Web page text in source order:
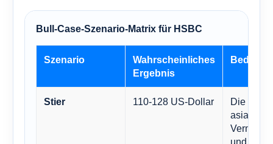
Bull-Case-Szenario-Matrix für HSBC
Szenario
Wahrscheinliches
Ergebnis
Stier 110-128 US-Dollar
Die
und